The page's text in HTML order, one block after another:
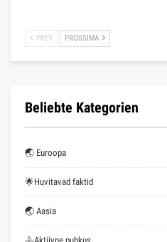
PREV PROSSIMA
Beliebte Kategorien
🌏 Euroopa
🌟Huvitavad faktid
🌏 Aasia